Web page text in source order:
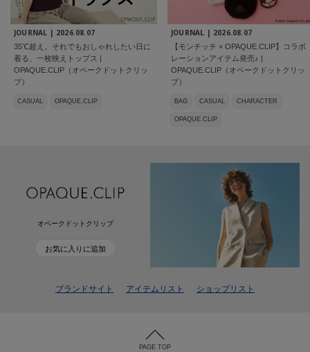
JOURNAL | 2026.08.07
35℃超え。それでもおしゃれしたい日に
着る、一枚映えトップス |
OPAQUE.CLIP（オペークドットクリッ
プ）
CASUAL OPAQUE.CLIP
JOURNAL | 2026.08.07
【モンチッチ × OPAQUE.CLIP】コラボ
レーションアイテム発売♪ |
OPAQUE.CLIP（オペークドットクリッ
プ）
BAG CASUAL CHARACTER
OPAQUE.CLIP
オペークドットクリップ
お気に入りに追加
ブランドサイト アイテムリスト ショップリスト
PAGE TOP